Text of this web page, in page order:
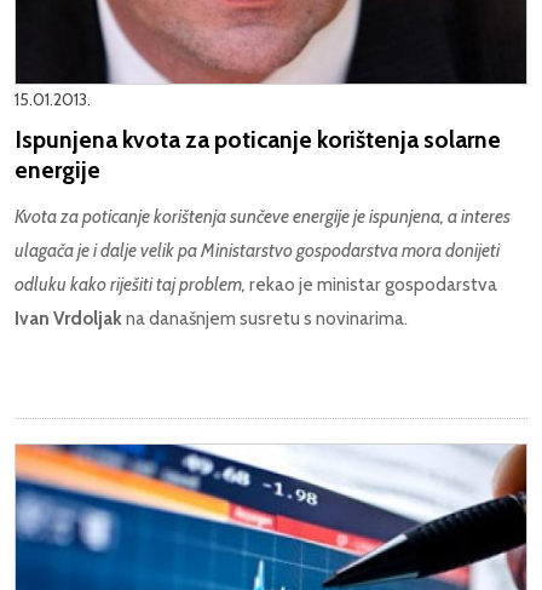
15.01.2013.
Ispunjena kvota za poticanje korištenja solarne
energije
Kvota za poticanje korištenja sunčeve energije je ispunjena, a interes
ulagača je i dalje velik pa Ministarstvo gospodarstva mora donijeti
odluku kako riješiti taj problem, rekao je ministar gospodarstva
Ivan Vrdoljakna današnjem susretu s novinarima.